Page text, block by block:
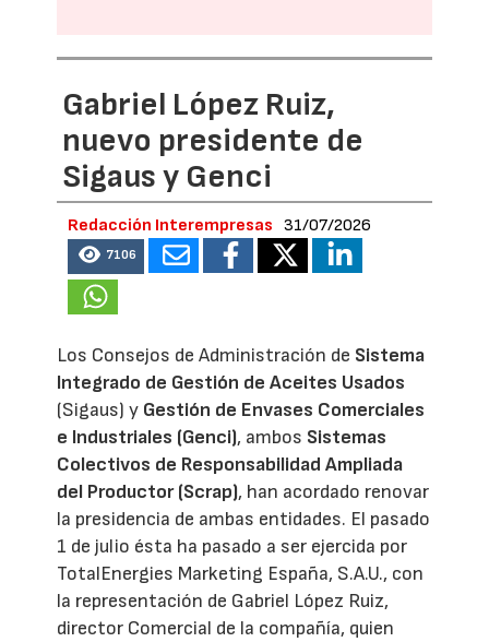
Gabriel López Ruiz,
nuevo presidente de
Sigaus y Genci
Redacción Interempresas 31/07/2026
7106
Los Consejos de Administración de Sistema
Integrado de Gestión de Aceites Usados
(Sigaus) y Gestión de Envases Comerciales
e Industriales (Genci), ambos Sistemas
Colectivos de Responsabilidad Ampliada
del Productor (Scrap), han acordado renovar
la presidencia de ambas entidades. El pasado
1 de julio ésta ha pasado a ser ejercida por
TotalEnergies Marketing España, S.A.U., con
la representación de Gabriel López Ruiz,
director Comercial de la compañía, quien